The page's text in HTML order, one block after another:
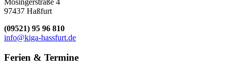
Mösingerstraße 4
97437 Haßfurt
(09521) 95 96 810
info@kiga-hassfurt.de
Ferien & Termine